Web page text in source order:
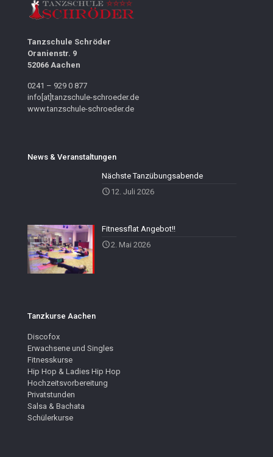
Tanzschule Schröder
Oranienstr. 9
52066 Aachen
0241 – 929 0 877
info[at]tanzschule-schroeder.de
www.tanzschule-schroeder.de
News & Veranstaltungen
Nächste Tanzübungsabende
12. Juli 2026
Fitnessflat Angebot!!
2. Mai 2026
Tanzkurse Aachen
Discofox
Erwachsene und Singles
Fitnesskurse
Hip Hop & Ladies Hip Hop
Hochzeitsvorbereitung
Privatstunden
Salsa & Bachata
Schülerkurse